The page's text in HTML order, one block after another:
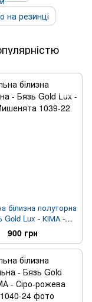
на резинці
білизна полуторна
Gold Lux - КІМА -
Мишенята
900 грн